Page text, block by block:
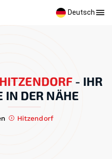
Deutsch
HITZENDORF - IHR
IN DER NÄHE
Hitzendorf